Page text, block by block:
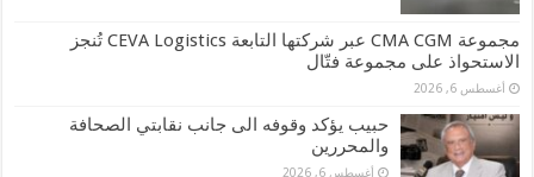
مجموعة CMA CGM عبر شركتها التابعة CEVA Logistics تُنجز
الاستحواذ على مجموعة فتّال
أغسطس 6, 2026
حبيب يؤكد وقوفه الى جانب نقابتي الصحافة
والمحررين
أغسطس 6, 2026